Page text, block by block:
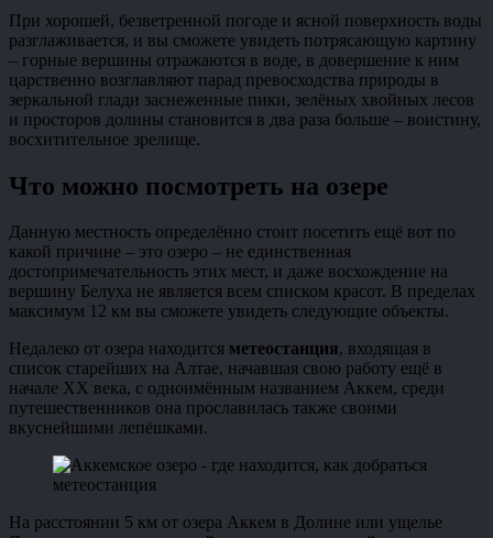
При хорошей, безветренной погоде и ясной поверхность воды
разглаживается, и вы сможете увидеть потрясающую картину
– горные вершины отражаются в воде, в довершение к ним
царственно возглавляют парад превосходства природы в
зеркальной глади заснеженные пики, зелёных хвойных лесов
и просторов долины становится в два раза больше – воистину,
восхитительное зрелище.
Что можно посмотреть на озере
Данную местность определённо стоит посетить ещё вот по
какой причине – это озеро – не единственная
достопримечательность этих мест, и даже восхождение на
вершину Белуха не является всем списком красот. В пределах
максимум 12 км вы сможете увидеть следующие объекты.
Недалеко от озера находится метеостанция, входящая в
список старейших на Алтае, начавшая свою работу ещё в
начале XX века, с одноимённым названием Аккем, среди
путешественников она прославилась также своими
вкуснейшими лепёшками.
метеостанция
На расстоянии 5 км от озера Аккем в Долине или ущелье